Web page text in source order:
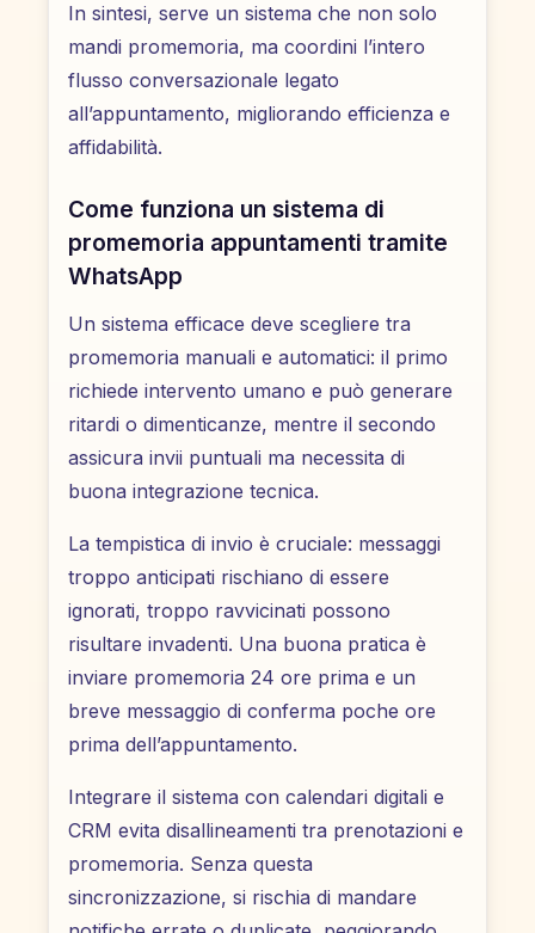
In sintesi, serve un sistema che non solo
mandi promemoria, ma coordini l’intero
flusso conversazionale legato
all’appuntamento, migliorando efficienza e
affidabilità.
Come funziona un sistema di
promemoria appuntamenti tramite
WhatsApp
Un sistema efficace deve scegliere tra
promemoria manuali e automatici: il primo
richiede intervento umano e può generare
ritardi o dimenticanze, mentre il secondo
assicura invii puntuali ma necessita di
buona integrazione tecnica.
La tempistica di invio è cruciale: messaggi
troppo anticipati rischiano di essere
ignorati, troppo ravvicinati possono
risultare invadenti. Una buona pratica è
inviare promemoria 24 ore prima e un
breve messaggio di conferma poche ore
prima dell’appuntamento.
Integrare il sistema con calendari digitali e
CRM evita disallineamenti tra prenotazioni e
promemoria. Senza questa
sincronizzazione, si rischia di mandare